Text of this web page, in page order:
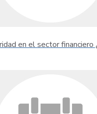
en el sector